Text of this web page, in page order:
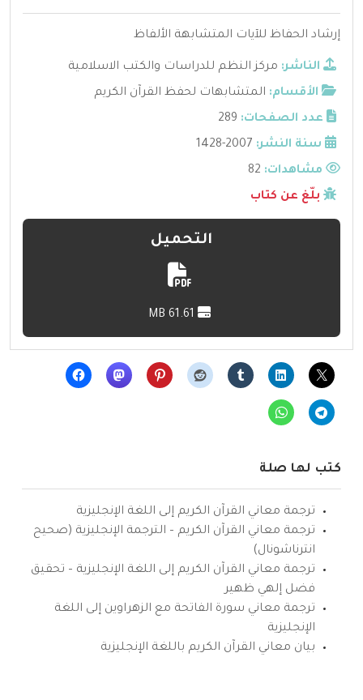
إرشاد الحفاظ للآيات المتشابهة الألفاظ
الناشر: مركز النظم للدراسات والكتب الاسلامية
الأقسام: المتشابهات لحفظ القرآن الكريم
عدد الصفحات: 289
سنة النشر: 2007-1428
مشاهدات:
بلّغ عن كتاب
التحميل
كتب لها صلة
ترجمة معاني القرآن الكريم إلى اللغة الإنجليزية
ترجمة معاني القرآن الكريم – الترجمة الإنجليزية (صحيح
انترناشونال)
ترجمة معاني القرآن الكريم إلى اللغة الإنجليزية – تحقيق
فضل إلهي ظهير
ترجمة معاني سورة الفاتحة مع الزهراوين إلى اللغة
الإنجليزية
بيان معاني القرآن الكريم باللغة الإنجليزية